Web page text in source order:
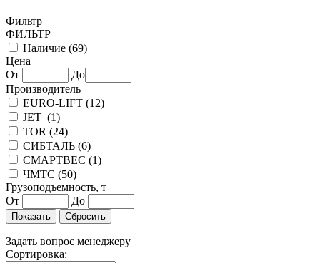
Фильтр
ФИЛЬТР
Наличие (69)
Цена
От
До
Производитель
EURO-LIFT (12)
JET (1)
TOR (24)
СИБТАЛЬ (6)
СМАРТВЕС (1)
ЧМТС (50)
Грузоподъемность, т
От
До
Задать вопрос менеджеру
Сортировка: